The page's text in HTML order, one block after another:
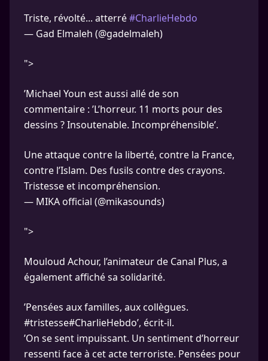
Triste, révolté... atterré#CharlieHebdo
— Gad Elmaleh (@gadelmaleh)
">
’Michael Youn est aussi allé de son
commentaire : ’L’horreur. 11 morts pour des
dessins ? Insoutenable. Incompréhensible’.
Une attaque contre la liberté, contre la France,
contre l’Islam. Des fusils contre des crayons.
Tristesse et incompréhension.
— MIKA official (@mikasounds)
">
Mouloud Achour, l’animateur de Canal Plus, a
également affiché sa solidarité.
’Pensées aux familles, aux collègues.
#tristesse#CharlieHebdo’, écrit-il.
’On se sent impuissant. Un sentiment d’horreur
ressenti face à cet acte terroriste. Pensées pour